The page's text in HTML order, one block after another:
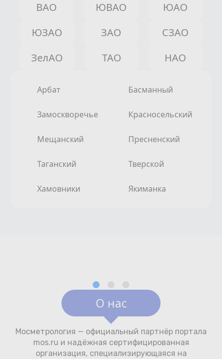
ВАО
ЮВАО
ЮАО
ЮЗАО
ЗАО
СЗАО
ЗелАО
ТАО НАО
Арбат Басманный
Замоскворечье Красносельский
Мещанский Пресненский
Таганский Тверской
Хамовники Якиманка
О нас
Мосметрология — официальный партнёр портала
mos.ru и надёжная сертифицированная
организация, специализирующаяся на